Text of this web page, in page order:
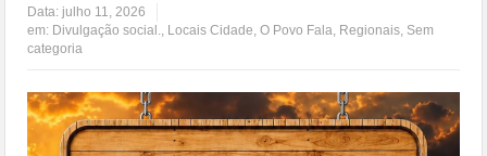
Data: julho 11, 2026
em: Divulgação social., Locais Cidade,O Povo Fala, Regionais, Sem
categoria